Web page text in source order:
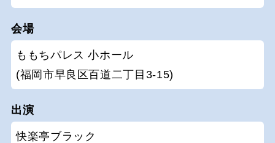
会場
ももちパレス 小ホール
(福岡市早良区百道二丁目3-15)
出演
快楽亭ブラック